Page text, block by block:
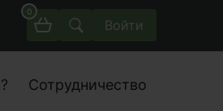
0
Войти
Сотрудничество